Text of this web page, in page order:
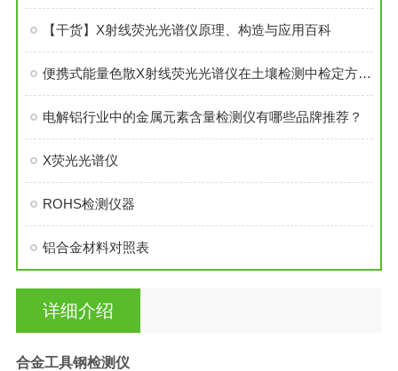
【干货】X射线荧光光谱仪原理、构造与应用百科
便携式能量色散X射线荧光光谱仪在土壤检测中检定方法研究
电解铝行业中的金属元素含量检测仪有哪些品牌推荐？
X荧光光谱仪
ROHS检测仪器
铝合金材料对照表
详细介绍
合金工具钢检测仪